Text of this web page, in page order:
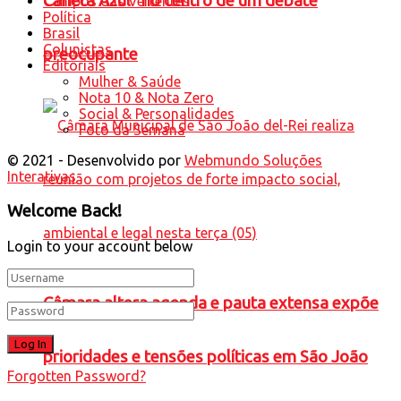
preocupante
Câmara altera agenda e pauta extensa expõe
prioridades e tensões políticas em São João
Política
Brasil
Colunistas
Editoriais
Mulher & Saúde
Nota 10 & Nota Zero
Social & Personalidades
Foto da Semana
© 2021 - Desenvolvido por Webmundo Soluções
Interativas
Welcome Back!
Login to your account below
Forgotten Password?